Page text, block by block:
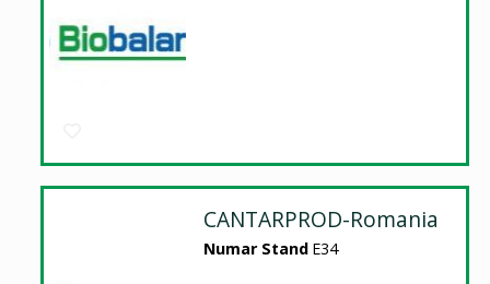
CANTARPROD-Romania
Numar Stand E34